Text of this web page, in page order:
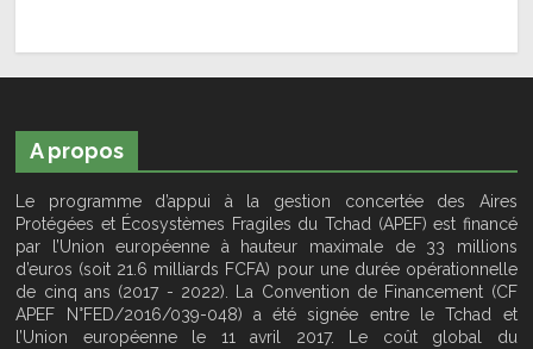
A propos
Le programme d’appui à la gestion concertée des Aires
Protégées et Écosystèmes Fragiles du Tchad (APEF) est financé
par l’Union européenne à hauteur maximale de 33 millions
d’euros (soit 21.6 milliards FCFA) pour une durée opérationnelle
de cinq ans (2017 - 2022). La Convention de Financement (CF
APEF N°FED/2016/039-048) a été signée entre le Tchad et
l’Union européenne le 11 avril 2017. Le coût global du